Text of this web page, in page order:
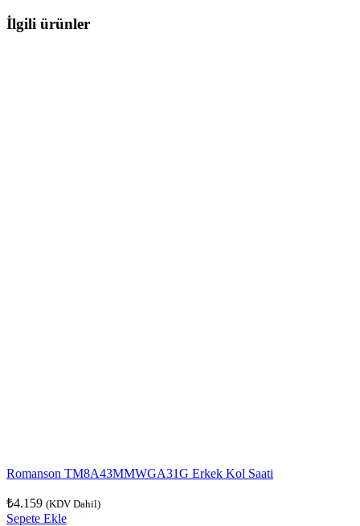
İlgili ürünler
Romanson TM8A43MMWGA31G Erkek Kol Saati
₺4.159 (KDV Dahil)
Sepete Ekle